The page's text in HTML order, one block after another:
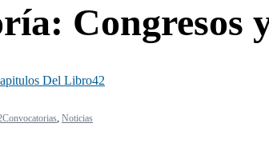
Congresos
Convocatorias, Noticias